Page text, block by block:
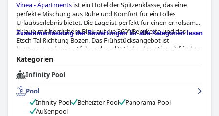
Vinea - Apartments ist ein Hotel der Spitzenklasse, das eine
perfekte Mischung aus Ruhe und Komfort für ein tolles
Urlaubserlebnis bietet. Die Lage ist perfekt für einen erholsamen
Urlaub mit herrlichem Blick auf die 360° Bergkette und das
Etsch-Tal Richtung Bozen. Das Frühstücksangebot ist
hervorragend, gemütlich und qualitativ hochwertig mit frischen
und schön zubereiteten Speisen, die einfach unvergleichlich
sind. Die Zimmer sind modern, komfortabel und mit allem
ausgestattet, was man braucht, einschließlich Kochgelegenheit.
Die Sauberkeit des Hauses ist tadellos und die Zimmer sind
stilvoll und hochwertig eingerichtet. Das Personal ist äußerst
freundlich, einladend und hilfsbereit und bietet den Gästen eine
warme Atmosphäre und persönliche Betreuung. Der Pool ist
Zusammenfassung der Bewertungen für alle Kategorien lesen
Kategorien
Infinity Pool
Pool
Infinity Pool
Beheizter Pool
Panorama-Pool
Außenpool